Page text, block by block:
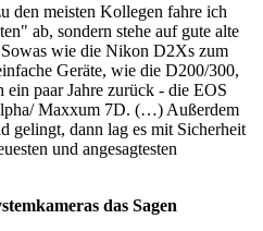
den meisten Kollegen fahre ich
ab, sondern stehe auf gute alte
wie die Nikon D2Xs zum
Geräte, wie die D200/300,
paar Jahre zurück - die EOS
Maxxum 7D. (…) Außerdem
gelingt, dann lag es mit Sicherheit
und angesagtesten
das Sagen